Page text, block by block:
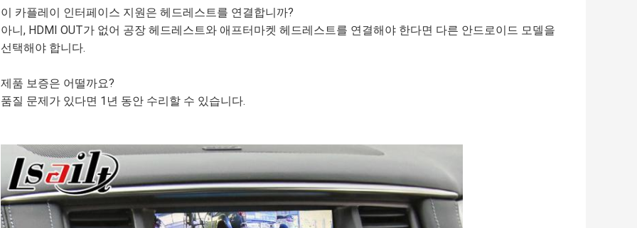
이 카플레이 인터페이스 지원은 헤드레스트를 연결합니까?
아니, HDMI OUT가 없어 공장 헤드레스트와 애프터마켓 헤드레스트를 연결해야 한다면 다른 안드로이드 모델을
선택해야 합니다.
제품 보증은 어떨까요?
품질 문제가 있다면 1년 동안 수리할 수 있습니다.